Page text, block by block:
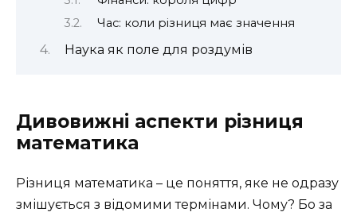
Час: коли різниця має значення
Наука як поле для роздумів
Дивовижні аспекти різниця
математика
Різниця математика – це поняття, яке не одразу
змішується з відомими термінами. Чому? Бо за